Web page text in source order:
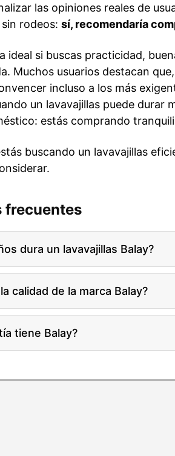
las opiniones reales de
rodeos: sí, recomendaría
ideal si buscas practicidad,
Muchos usuarios destacan
incluso a los más
un lavavajillas puede durar
estás comprando
buscando un lavavajillas
frecuentes
dura un lavavajillas Balay?
calidad de la marca Balay?
tiene Balay?